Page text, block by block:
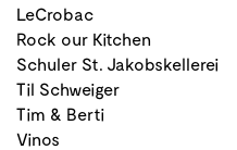
LeCrobac
Rock our Kitchen
Schuler St. Jakobskellerei
Til Schweiger
Tim & Berti
Vinos